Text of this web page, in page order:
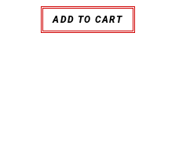
ADD TO CART